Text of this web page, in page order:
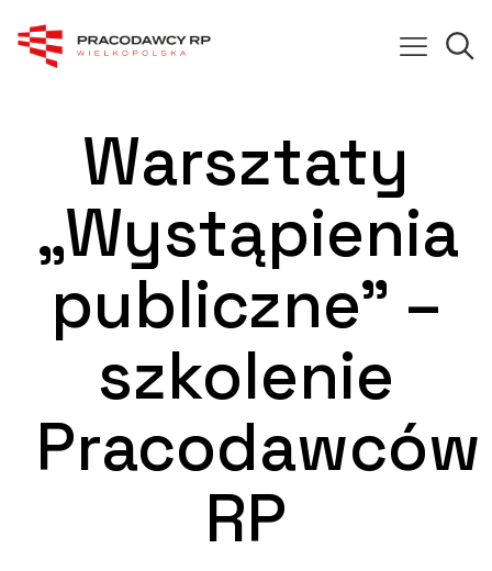
Warsztaty
„Wystąpienia
publiczne” –
szkolenie
Pracodawców
RP